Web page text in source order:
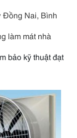
Đồng Nai, Bình
làm mát nhà
bảo kỹ thuật đạt